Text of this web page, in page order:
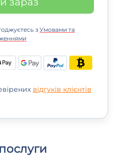
зУмовами та
відгуків клієнтів